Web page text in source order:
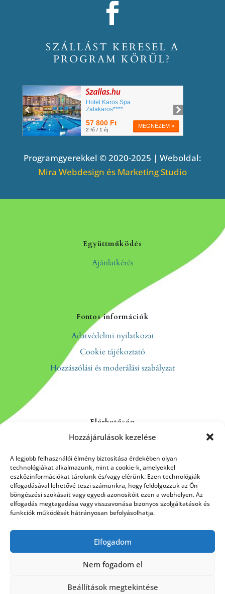
Hozzájárulások kezelése
A legjobb felhasználói élmény biztosítása érdekében olyan
technológiákat alkalmazunk, mint a cookie-k, amelyekkel
eszközinformációkat tárolunk és/vagy elérünk. Ezen technológiák
elfogadásával lehetővé teszi számunkra, hogy feldolgozzuk az Ön
böngészési szokásait vagy egyedi azonosítóit ezen a webhelyen. Az
elfogadás megtagadása vagy visszavonása bizonyos szolgáltatások és
funkciók működését hátrányosan befolyásolhatja.
Elfogadom
Nem fogadom el
Beállítások megtekintése
SZÁLLÁST KERESEL A
PROGRAM KÖRÜL?
Programgyerekkel © 2020-2025 | Weboldal:
Mira Webdesign és Marketing Studio
Együttműködés
Ajánlatkérés
Fontos információk
Adatvédelmi nyilatkozat
Cookie tájékoztató
Hozzászólási és moderálási szabályzat
Elérhetőség
Kapcsolat
Rólunk
HÍRLEVÉL FELIRATKOZÁS